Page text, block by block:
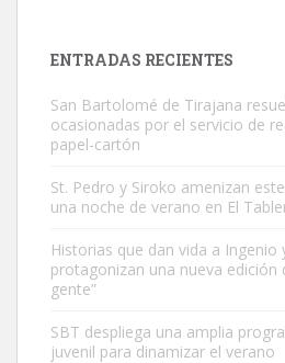
Este gato macho ha aparecido en la
es muy manso y extremadamente cari...
Leales.org » Gran Canaria
ENTRADAS RECIENTES
San Bartolomé de Tirajana
ocasionadas por el servicio de
papel-cartón
St. Pedro y Siroko amenizan
una noche de verano en El
Historias que dan vida a Ingenio
protagonizan una nueva edición
gente”
SBT despliega una amplia
juvenil para dinamizar el verano